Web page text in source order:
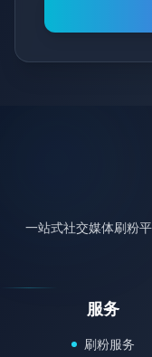
一站式社交媒体刷粉
服务
刷粉服务